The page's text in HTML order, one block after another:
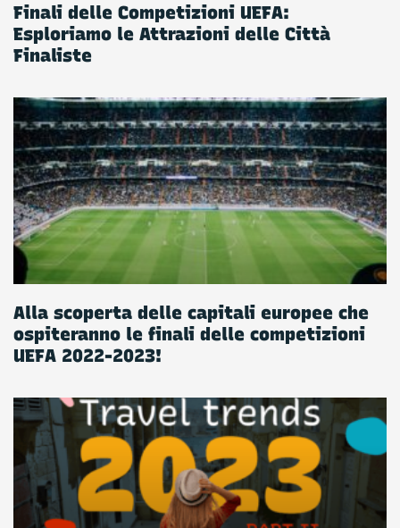
Finali delle Competizioni UEFA:
Esploriamo le Attrazioni delle Città
Finaliste
Alla scoperta delle capitali europee che
ospiteranno le finali delle competizioni
UEFA 2022-2023!